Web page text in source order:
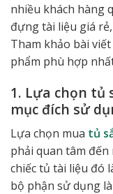
nhiều khách hàng
đựng tài liệu giá
Tham khảo bài
phẩm phù hợp
1. Lựa chọn tủ
mục đích sử
Lựa chọn mua tủ
phải quan tâm
chiếc tủ tài liệu đó
bộ phận sử dụng